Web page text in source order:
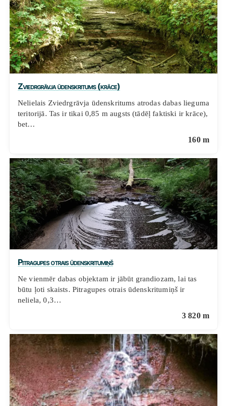
Zviedrgrāvja ūdenskritums (krāce)
Nelielais Zviedrgrāvja ūdenskritums atrodas dabas lieguma
teritorijā. Tas ir tikai 0,85 m augsts (tādēļ faktiski ir krāce),
bet…
160 m
Pitragupes otrais ūdenskritumiņš
Ne vienmēr dabas objektam ir jābūt grandiozam, lai tas
būtu ļoti skaists. Pitragupes otrais ūdenskritumiņš ir
neliela, 0,3…
3 820 m